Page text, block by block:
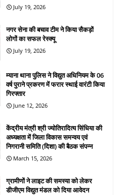
July 19, 2026
नगर सेना की बचाव टीम ने किया सैकड़ों
लोगों का सफल रेस्क्यू
July 19, 2026
म्याना थाना पुलिस ने विद्युत अधिनियम के 06
वर्ष पुराने प्रकरण में फरार स्थाई वारंटी किया
गिरफ्तार
June 12, 2026
केंद्रीय मंत्री श्री ज्योतिरादित्य सिंधिया की
अध्यक्षता में जिला विकास समन्वय एवं
निगरानी समिति (दिशा) की बैठक संपन्न
March 15, 2026
ग्रामीणों ने लाइट की समस्या को लेकर
डीजीएम विद्युत मंडल को दिया आवेदन